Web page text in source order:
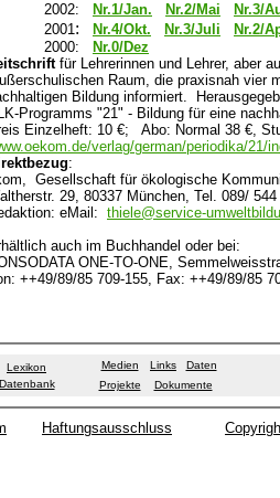
Nr.1/Jan. Nr.2/Mai
Nr.3/
: Nr.4/Okt. Nr.3/Juli
Nr.2/
2000:
Nr.0/Dez
für Lehrerinnen und Lehrer, aber
Raum, die praxisnah vier
Bildung informiert.
Programms "21" - Bildung für eine
Einzelheft: 10 €; Abo: Normal 38 €,
verlag/german/periodika/21/
:
Gesellschaft für ökologische
29, 80337 München, Tel. 089/
eMail: thiele@service-
auch im Buchhandel oder bei:
ONE-TO-ONE,
++49/89/85 709-155, Fax: ++49/89/85
Lexikon
Datenbank
Medien Links
Daten
Projekte
Dokumente
Haftungsausschluss